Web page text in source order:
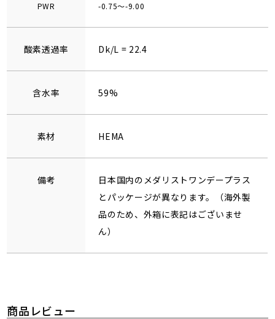
PWR -0.75～-9.00
酸素透過率 Dk/L = 22.4
含水率 59%
素材 HEMA
備考
日本国内のメダリストワンデープラス
とパッケージが異なります。（海外製
品のため、外箱に表記はございませ
ん）
商品レビュー